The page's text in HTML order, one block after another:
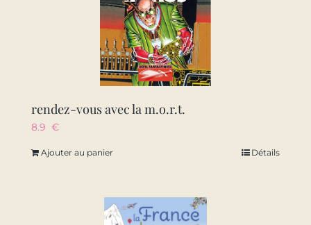
rendez-vous avec la m.o.r.t.
8.9 €
Ajouter au panier Détails